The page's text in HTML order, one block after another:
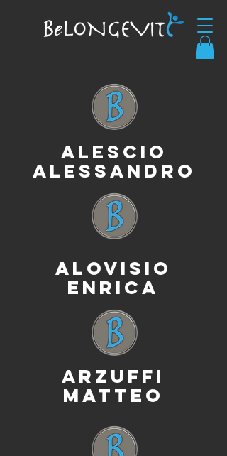
ALESCIO
ALESSANDRO
ALOVISIO
ENRICA
ARZUFFI
MATTEO